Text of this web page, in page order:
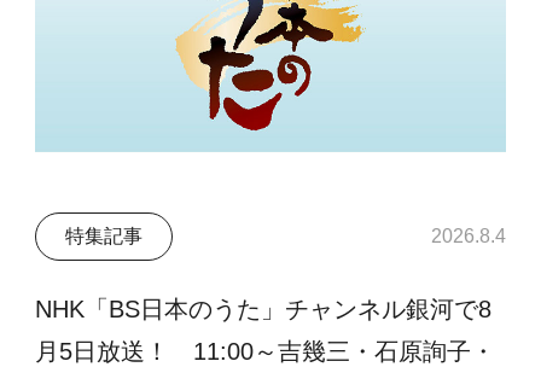
特集記事 2026.8.4
NHK「BS日本のうた」チャンネル銀河で8
月5日放送！ 11:00～吉幾三・石原詢子・